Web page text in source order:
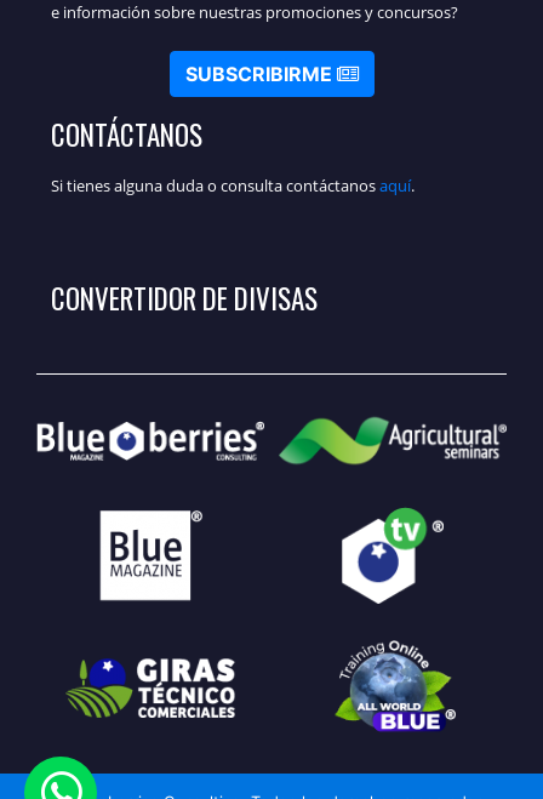
e información sobre nuestras promociones y concursos?
SUBSCRIBIRME
CONTÁCTANOS
Si tienes alguna duda o consulta contáctanosaquí.
CONVERTIDOR DE DIVISAS